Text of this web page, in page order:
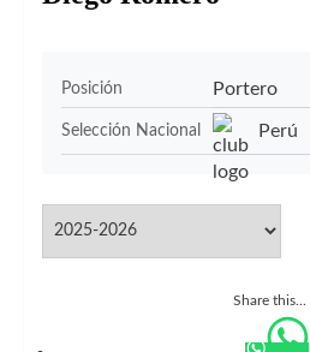
Posición Portero
Selección Nacional Perú
Share this...